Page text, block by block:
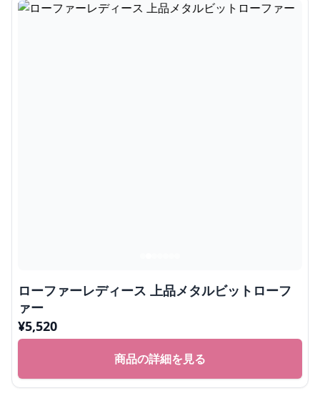
ローファーレディース 上品メタルビットローフ
ァー
¥5,520
商品の詳細を見る